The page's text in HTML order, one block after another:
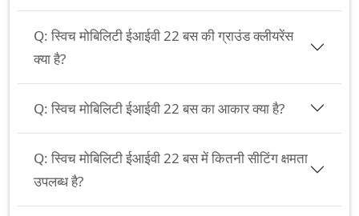
Q: स्विच मोबिलिटी ईआईवी 22 बस की ग्राउंड क्लीयरेंस
क्या है?
Q: स्विच मोबिलिटी ईआईवी 22 बस का आकार क्या है?
Q: स्विच मोबिलिटी ईआईवी 22 बस में कितनी सीटिंग क्षमता
उपलब्ध है?